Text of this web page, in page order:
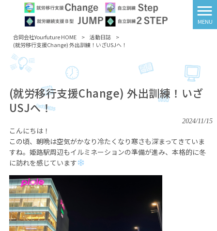
MENU
合同会社Yourfuture HOME
> 活動日誌
>
(就労移行支援Change) 外出訓練！いざUSJへ！
(就労移行支援Change) 外出訓練！いざ
USJへ！
2024/11/15
こんにちは！
この頃、朝晩は空気がかなり冷たくなり寒さも深まってきていま
すね。姫路駅周辺もイルミネーションの準備が進み、本格的に冬
に訪れを感じています